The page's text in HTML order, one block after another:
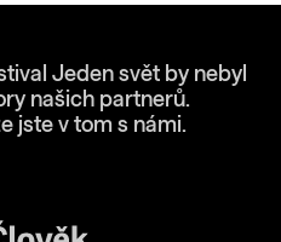
Jeden svět by nebyl
našich partnerů.
jste v tom s námi.